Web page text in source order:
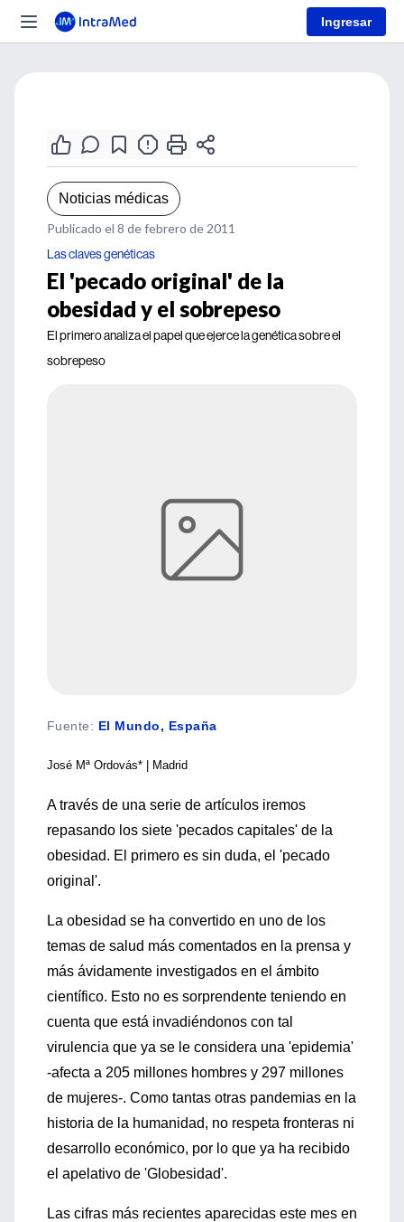
Ingresar
Noticias médicas
Publicado el 8 de febrero de 2011
Las claves genéticas
El 'pecado original' de la
obesidad y el sobrepeso
El primero analiza el papel que ejerce la genética sobre el
sobrepeso
Fuente: El Mundo, España
José Mª Ordovás* | Madrid
A través de una serie de artículos iremos
repasando los siete 'pecados capitales' de la
obesidad. El primero es sin duda, el 'pecado
original'.
La obesidad se ha convertido en uno de los
temas de salud más comentados en la prensa y
más ávidamente investigados en el ámbito
científico. Esto no es sorprendente teniendo en
cuenta que está invadiéndonos con tal
virulencia que ya se le considera una 'epidemia'
-afecta a 205 millones hombres y 297 millones
de mujeres-. Como tantas otras pandemias en la
historia de la humanidad, no respeta fronteras ni
desarrollo económico, por lo que ya ha recibido
el apelativo de 'Globesidad'.
Las cifras más recientes aparecidas este mes en